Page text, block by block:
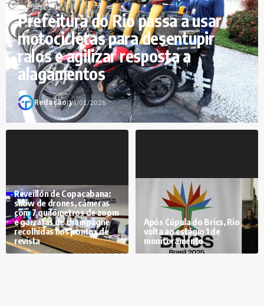
Prefeitura do Rio passa a usar
motocicletas para desentupir
ralos e agilizar resposta a
alagamentos
Redação|14/01/2026
Reveillón de Copacabana:
show de drones, câmeras
com 7 quilômetros de zoom
e garrafas de champagne
recolhidas nos pontos de
revista
Após Cúpula do Brics, Rio
volta ao estágio 1 de
monitoramento